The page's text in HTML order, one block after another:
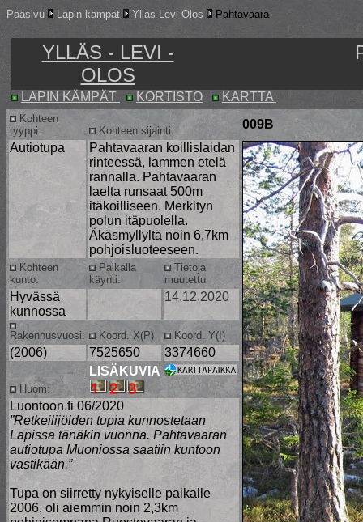
Pääsivu Lapin kämpät Ylläs-Levi-Olos Pahtavaara
YLLÄS - LEVI -
OLOS
LAPIN KÄMPÄT KORTISTO KARTTA
Kohteen
tyyppi:
Kohteen sijainti:
009B
Autiotupa
Pahtavaaran koillislaidan
rinteessä, lammen etelä
rannalla. Pahtavaaran
laelta runsaat 500m
itäkoilliseen. Merkityn
polun itäpuolella.
Äkäsmyllyltä noin 6,7km
pohjoisluoteeseen.
Kohteen
kunto:
Paikalla
käynti:
Tietoja
muutettu
Hyvässä
kunnossa
14.12.2020
Rakennusvuosi: Koord. X(P) Koord. Y(I)
(2006) 7525650 3374660
Huom:
LISÄKUVIA
Luontoon.fi 06/2020
”Retkeilijöiden tupia kunnostetaan
Lapissa tänäkin vuonna. Pahtavaaran
autiotupa Muoniossa saatiin kuntoon
vastikään.”
Tupa on siirretty nykyiselle paikalle
2006, oli aiemmin noin 2,3km